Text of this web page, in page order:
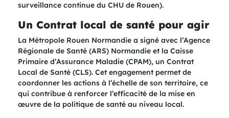
surveillance continue du CHU de Rouen).
Un Contrat local de santé pour agir
La Métropole Rouen Normandie a signé avec l’Agence
Régionale de Santé (ARS) Normandie et la Caisse
Primaire d’Assurance Maladie (CPAM), un Contrat
Local de Santé (CLS). Cet engagement permet de
coordonner les actions à l’échelle de son territoire, ce
qui contribue à renforcer l’efficacité de la mise en
œuvre de la politique de santé au niveau local. ​